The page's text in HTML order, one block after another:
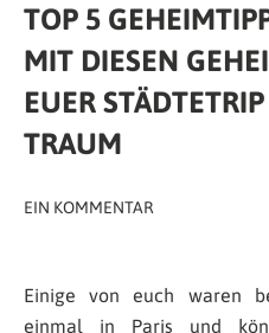
TOP 5
MIT DIESEN
EUER
TRAUM
EIN KOMMENTAR
Einige von euch waren
einmal in Paris und